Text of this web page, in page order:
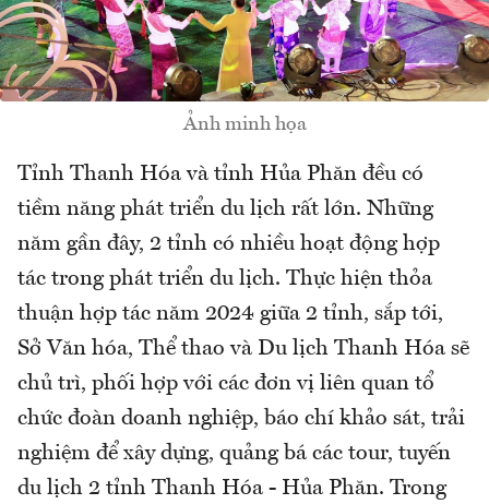
Ảnh minh họa
Tỉnh Thanh Hóa và tỉnh Hủa Phăn đều có
tiềm năng phát triển du lịch rất lớn. Những
năm gần đây, 2 tỉnh có nhiều hoạt động hợp
tác trong phát triển du lịch. Thực hiện thỏa
thuận hợp tác năm 2024 giữa 2 tỉnh, sắp tới,
Sở Văn hóa, Thể thao và Du lịch Thanh Hóa sẽ
chủ trì, phối hợp với các đơn vị liên quan tổ
chức đoàn doanh nghiệp, báo chí khảo sát, trải
nghiệm để xây dựng, quảng bá các tour, tuyến
du lịch 2 tỉnh Thanh Hóa - Hủa Phăn. Trong